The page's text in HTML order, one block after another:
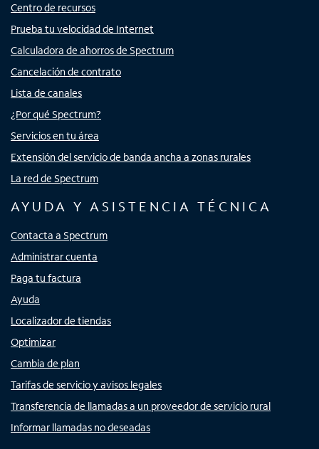
Centro de recursos
Prueba tu velocidad de Internet
Calculadora de ahorros de Spectrum
Cancelación de contrato
Lista de canales
¿Por qué Spectrum?
Servicios en tu área
Extensión del servicio de banda ancha a zonas rurales
La red de Spectrum
AYUDA Y ASISTENCIA TÉCNICA
Contacta a Spectrum
Administrar cuenta
Paga tu factura
Ayuda
Localizador de tiendas
Optimizar
Cambia de plan
Tarifas de servicio y avisos legales
Transferencia de llamadas a un proveedor de servicio rural
Informar llamadas no deseadas